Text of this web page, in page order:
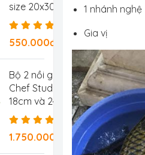
size 20x30x2.5cm
550.000đ/Chiếc
Bộ 2 nồi gang tráng men
Chef Studio xanh ngọc
18cm và 24cm
1.750.000đ/Combo
1 nhánh nghệ
Gia vị